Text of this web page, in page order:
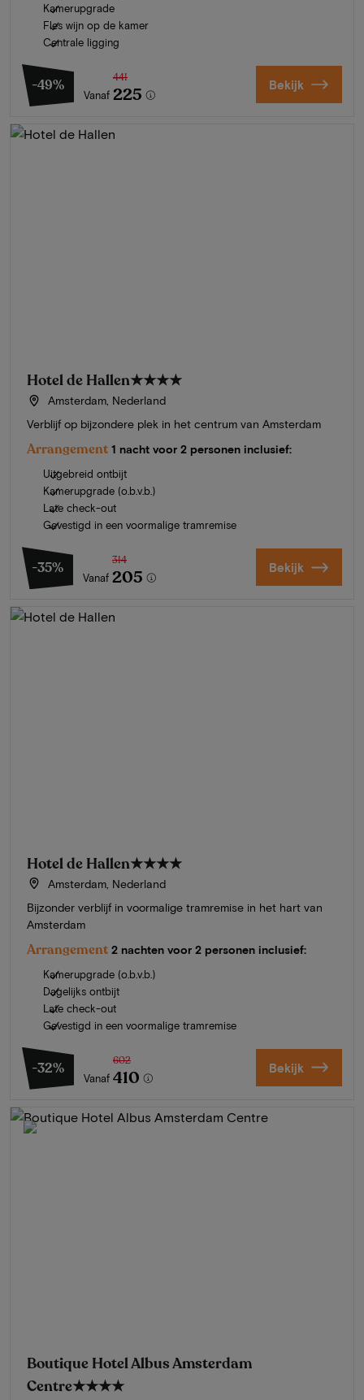
Kamerupgrade
Fles wijn op de kamer
Centrale ligging
-49%
Vanaf
441
225 Bekijk
Hotel de Hallen★★★★
Amsterdam, Nederland
Verblijf op bijzondere plek in het centrum van Amsterdam
Arrangement 1 nacht voor 2 personen inclusief:
Uitgebreid ontbijt
Kamerupgrade (o.b.v.b.)
Late check-out
Gevestigd in een voormalige tramremise
-35%
Vanaf
314
205 Bekijk
Hotel de Hallen★★★★
Amsterdam, Nederland
Bijzonder verblijf in voormalige tramremise in het hart van
Amsterdam
Arrangement 2 nachten voor 2 personen inclusief:
Kamerupgrade (o.b.v.b.)
Dagelijks ontbijt
Late check-out
Gevestigd in een voormalige tramremise
-32%
Vanaf
602
410 Bekijk
Boutique Hotel Albus Amsterdam
Centre★★★★